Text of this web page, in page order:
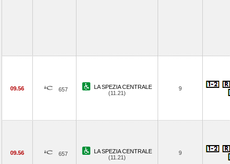
09.56 657
LA SPEZIA CENTRALE
(11.21)
9
09.56 657
LA SPEZIA CENTRALE
(11.21)
9